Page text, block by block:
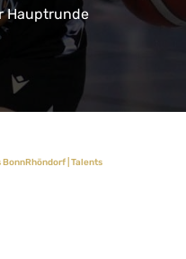
Hauptrunde
| Talents